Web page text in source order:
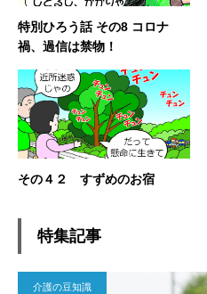
特別ひろう話 その8 コロナ
禍、過信は禁物！
その４２ すずめのお宿
特集記事
介護の豆知識